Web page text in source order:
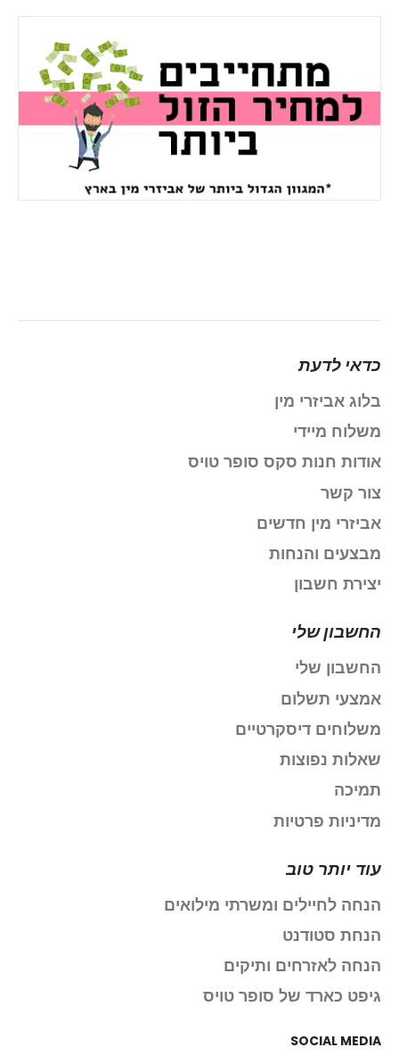
כדאי לדעת
בלוג אביזרי מין
משלוח מיידי
אודות חנות סקס סופר טויס
צור קשר
אביזרי מין חדשים
מבצעים והנחות
יצירת חשבון
החשבון שלי
החשבון שלי
אמצעי תשלום
משלוחים דיסקרטיים
שאלות נפוצות
תמיכה
מדיניות פרטיות
עוד יותר טוב
הנחה לחיילים ומשרתי מילואים
הנחת סטודנט
הנחה לאזרחים ותיקים
גיפט כארד של סופר טויס
SOCIAL MEDIA